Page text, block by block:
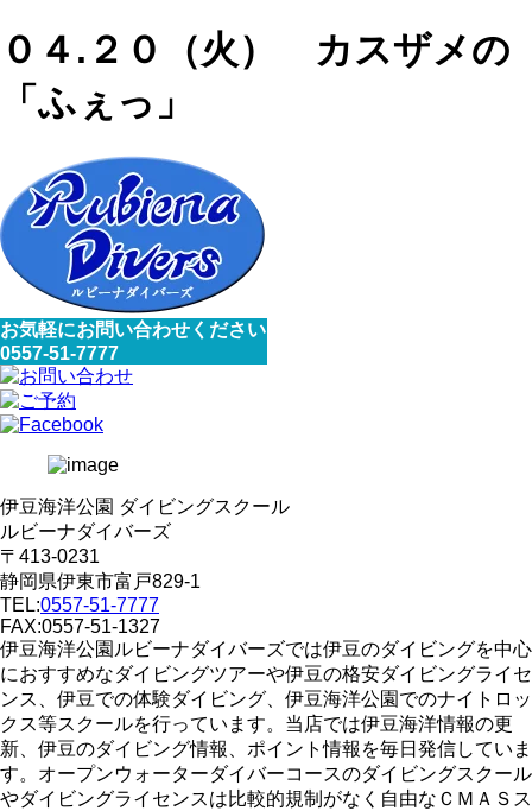
０４.２０（火） カスザメの
「ふぇっ」
お気軽にお問い合わせください
0557-51-7777
伊豆海洋公園 ダイビングスクール
ルビーナダイバーズ
〒413-0231
静岡県伊東市富戸829-1
TEL:0557-51-7777
FAX:0557-51-1327
伊豆海洋公園ルビーナダイバーズでは伊豆のダイビングを中心
におすすめなダイビングツアーや伊豆の格安ダイビングライセ
ンス、伊豆での体験ダイビング、伊豆海洋公園でのナイトロッ
クス等スクールを行っています。当店では伊豆海洋情報の更
新、伊豆のダイビング情報、ポイント情報を毎日発信していま
す。オープンウォーターダイバーコースのダイビングスクール
やダイビングライセンスは比較的規制がなく自由なＣＭＡＳス